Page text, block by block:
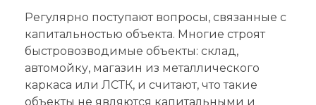
Регулярно поступают вопросы, связанные с
капитальностью объекта. Многие строят
быстровозводимые объекты: склад,
автомойку, магазин из металлического
каркаса или ЛСТК, и считают, что такие
объекты не являются капитальными и